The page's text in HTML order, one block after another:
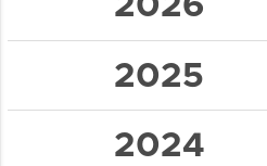
2025
2024